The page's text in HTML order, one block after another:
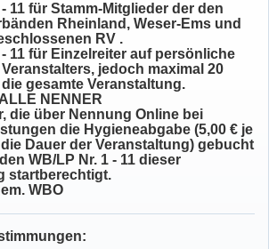
11 für Stamm-Mitglieder der den
Rheinland, Weser-Ems und
RV .
- 11 für Einzelreiter auf persönliche
jedoch maximal 20
gesamte Veranstaltung.
NENNER
die über Nennung Online bei
die Hygieneabgabe (5,00 € je
Dauer der Veranstaltung) gebucht
WB/LP Nr. 1 - 11 dieser
startberechtigt.
WBO